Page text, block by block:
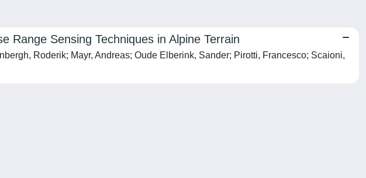
Range Sensing Techniques in Alpine Terrain
Roderik; Mayr, Andreas; Oude Elberink, Sander; Pirotti, Francesco; Scaioni,